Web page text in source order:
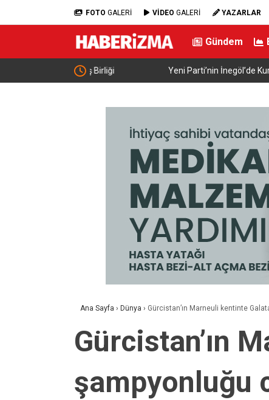
FOTO GALERİ VİDEO GALERİ YAZARLAR
Gündem
Yeni Parti’nin İnegöl’de Kurucu Başkanı Erkan
Ana Sayfa › Dünya › Gürcistan’ın Marneuli kentinte
Gürcistan’ın
şampyonluğu